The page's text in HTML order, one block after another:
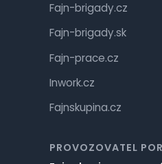
Fajn-brigady.cz
Fajn-brigady.sk
Fajn-prace.cz
Inwork.cz
Fajnskupina.cz
PROVOZOVATEL